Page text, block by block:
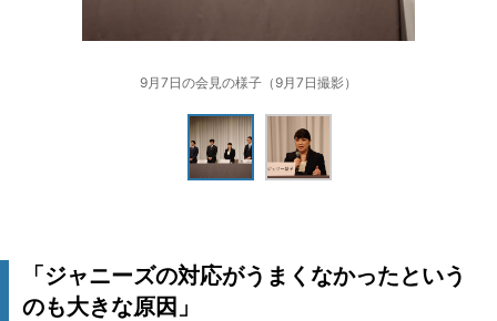
9月7日の会見の様子（9月7日撮影）
「ジャニーズの対応がうまくなかったという
のも大きな原因」